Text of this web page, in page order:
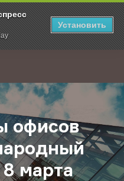
Установить
График работы офисов КСЭ в
офисов
марта